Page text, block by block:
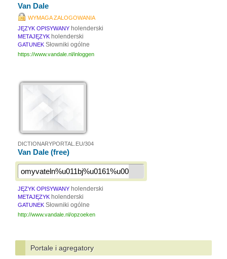
Van Dale
WYMAGA ZALOGOWANIA
JĘZYK OPISYWANY holenderski
METAJĘZYK holenderski
GATUNEK Słowniki ogólne
https://www.vandale.nl/inloggen
DICTIONARYPORTAL.EU/304
Van Dale (free)
JĘZYK OPISYWANY holenderski
METAJĘZYK holenderski
GATUNEK Słowniki ogólne
http://www.vandale.nl/opzoeken
Portale i agregatory